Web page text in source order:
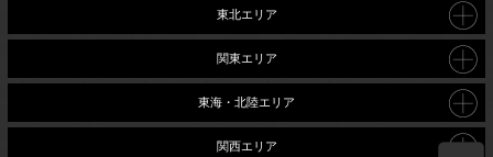
東北エリア
関東エリア
東海・北陸エリア
関西エリア